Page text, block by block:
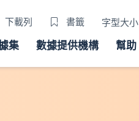
下載列 書籤 字型大小
集 數據提供機構 幫助